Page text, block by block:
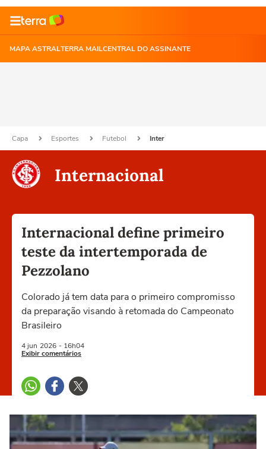
MAPA ASTRALTERRA MAILCENTRAL DO ASSINANTE
Capa Esportes Futebol Inter
Internacional
Internacional define primeiro
teste da intertemporada de
Pezzolano
Colorado já tem data para o primeiro compromisso
da preparação visando à retomada do Campeonato
Brasileiro
4 jun 2026 - 16h04
Exibir comentários